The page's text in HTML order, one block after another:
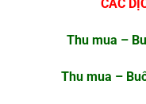
CÁC
Thu mua –
Thu mua –